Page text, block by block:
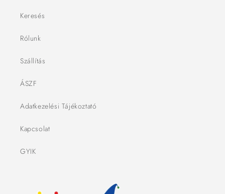
Keresés
Rólunk
Szállítás
ÁSZF
Adatkezelési Tájékoztató
Kapcsolat
GYIK